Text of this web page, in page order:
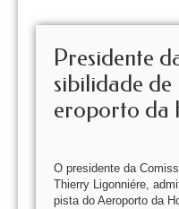
Presidente
sibilidade
eroporto da
O presidente da
Thierry Ligonniére,
pista do Aeroporto da